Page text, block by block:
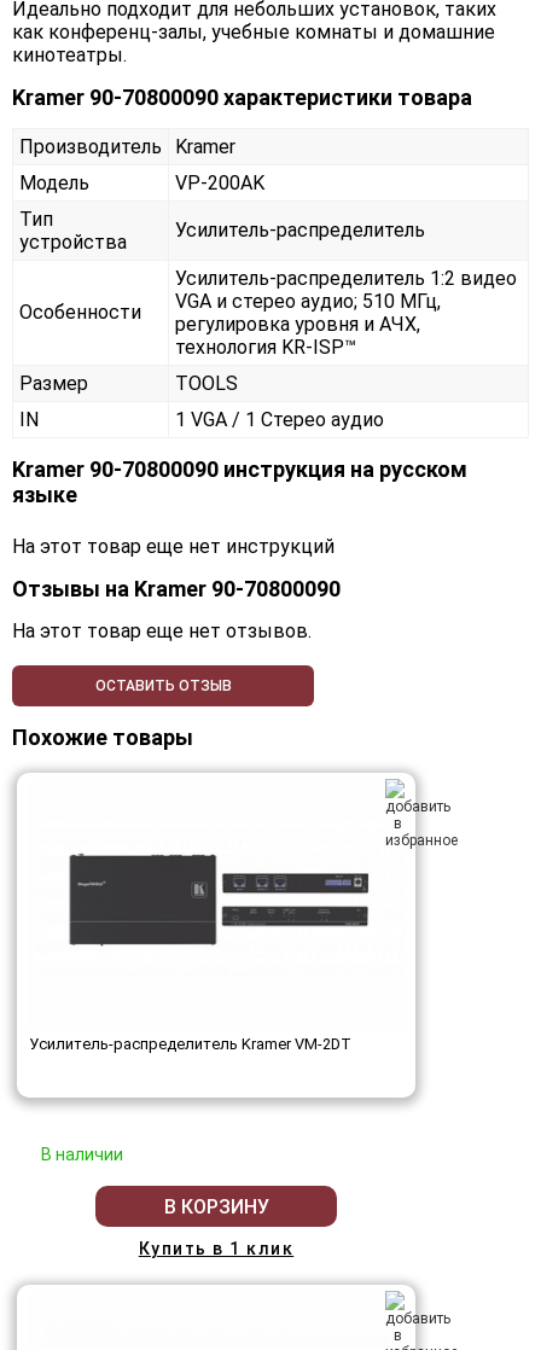
Идеально подходит для небольших установок, таких
как конференц-залы, учебные комнаты и домашние
кинотеатры.
Kramer 90-70800090 характеристики товара
Производитель
Kramer
Модель
VP-200AK
Тип
устройства
Усилитель-распределитель
Особенности
Усилитель-распределитель 1:2 видео
VGA и стерео аудио; 510 МГц,
регулировка уровня и АЧХ,
технология KR-ISP™
Размер
TOOLS
IN
1 VGA / 1 Стерео аудио
Kramer 90-70800090 инструкция на русском
языке
На этот товар еще нет инструкций
Отзывы на Kramer 90-70800090
На этот товар еще нет отзывов.
ОСТАВИТЬ ОТЗЫВ
Похожие товары
Усилитель-распределитель Kramer VM-2DT
В наличии
В КОРЗИНУ
Купить в 1 клик